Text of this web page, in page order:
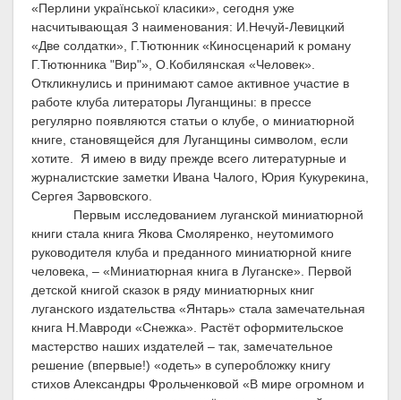
«Перлини української класики», сегодня уже
насчитывающая 3 наименования: И.Нечуй-Левицкий
«Две солдатки», Г.Тютюнник «Киносценарий к роману
Г.Тютюнника "Вир"», О.Кобилянская «Человек».
Откликнулись и принимают самое активное участие в
работе клуба литераторы Луганщины: в прессе
регулярно появляются статьи о клубе, о миниатюрной
книге, становящейся для Луганщины символом, если
хотите.
Я имею в виду прежде всего литературные и
журналистские заметки Ивана Чалого, Юрия Кукурекина,
Сергея Зарвовского.
Первым исследованием луганской миниатюрной
книги стала книга Якова Смоляренко, неутомимого
руководителя клуба и преданного миниатюрной книге
человека, – «Миниатюрная книга в Луганске». Первой
детской книгой сказок в ряду миниатюрных книг
луганского издательства «Янтарь» стала замечательная
книга Н.Мавроди «Снежка». Растёт оформительское
мастерство наших издателей – так, замечательное
решение (впервые!) «одеть» в суперобложку книгу
стихов Александры Фрольченковой «В мире огромном и